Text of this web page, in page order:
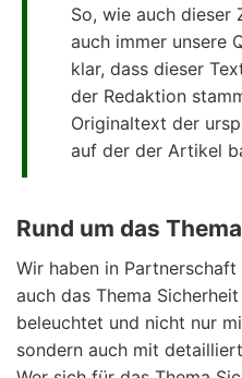
So, wie auch dieser
auch immer unsere
klar, dass dieser
der Redaktion
Originaltext der
auf der der Artikel
Rund um das
Wir haben in
auch das Thema
beleuchtet und nicht nur
sondern auch mit